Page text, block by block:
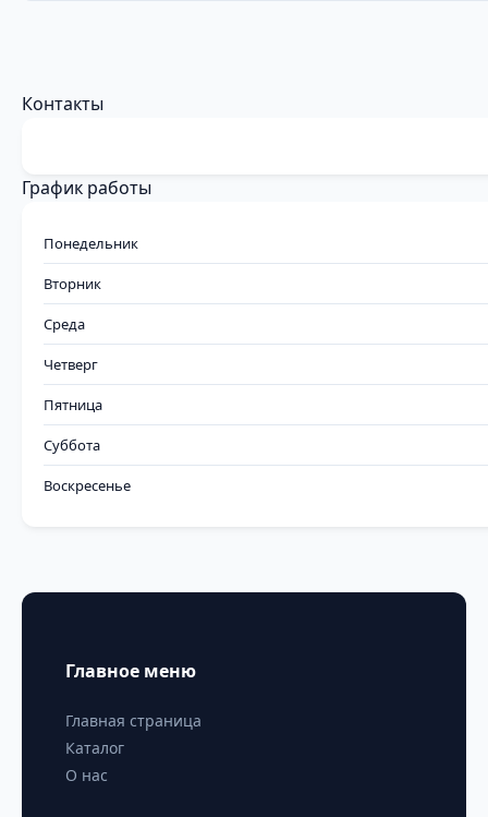
Контакты
График работы
Понедельник
Вторник
Среда
Четверг
Пятница
Суббота
Воскресенье
Главное меню
Главная страница
Каталог
О нас